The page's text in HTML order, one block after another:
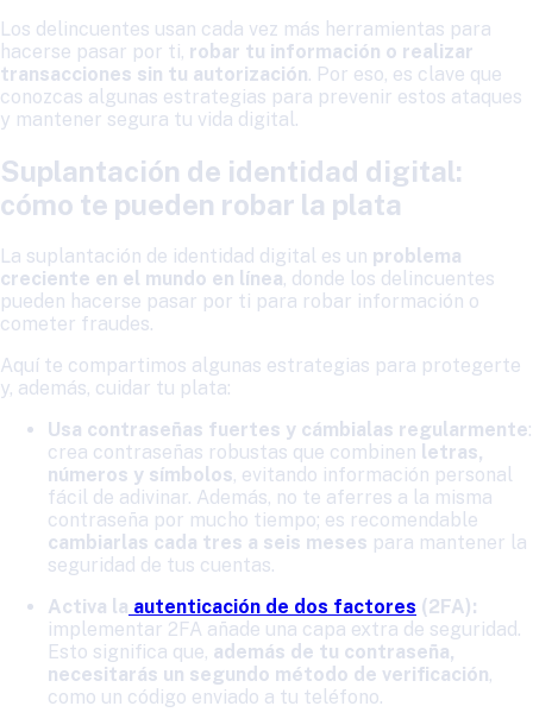
Los delincuentes usan cada vez más herramientas para
hacerse pasar por ti, robar tu información o realizar
transacciones sin tu autorización. Por eso, es clave que
conozcas algunas estrategias para prevenir estos ataques
y mantener segura tu vida digital.
Suplantación de identidad digital:
cómo te pueden robar la plata
La suplantación de identidad digital es un problema
creciente en el mundo en línea, donde los delincuentes
pueden hacerse pasar por ti para robar información o
cometer fraudes.
Aquí te compartimos algunas estrategias para protegerte
y, además, cuidar tu plata:
Usa contraseñas fuertes y cámbialas regularmente:
crea contraseñas robustas que combinen letras,
números y símbolos, evitando información personal
fácil de adivinar. Además, no te aferres a la misma
contraseña por mucho tiempo; es recomendable
cambiarlas cada tres a seis meses para mantener la
seguridad de tus cuentas.
Activa la autenticación de dos factores (2FA):
implementar 2FA añade una capa extra de seguridad.
Esto significa que, además de tu contraseña,
necesitarás un segundo método de verificación,
como un código enviado a tu teléfono.